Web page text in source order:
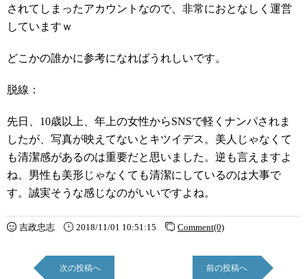
されてしまったアカウントなので、非常におとなしく運営
していますｗ
どこかの誰かに参考になればうれしいです。
脱線：
先日、10歳以上、年上の女性からSNSで軽くナンパされま
したが、写真が映えてないとキツイデス。美人じゃなくて
も清潔感があるのは重要だと思いました。逆も言えますよ
ね。男性も美形じゃなくても清潔にしているのは大事で
す。誠実そうな感じなのがいいですよね。
吉政忠志 2018/11/01 10:51:15 Comment(0)
次の投稿へ 前の投稿へ